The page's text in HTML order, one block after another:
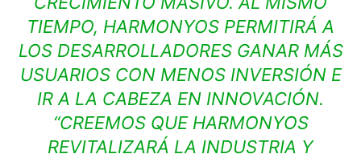
TIEMPO, HARMONYOS PERMITIRÁ A
LOS DESARROLLADORES GANAR MÁS
USUARIOS CON MENOS INVERSIÓN E
IR A LA CABEZA EN INNOVACIÓN.
“CREEMOS QUE HARMONYOS
REVITALIZARÁ LA INDUSTRIA Y